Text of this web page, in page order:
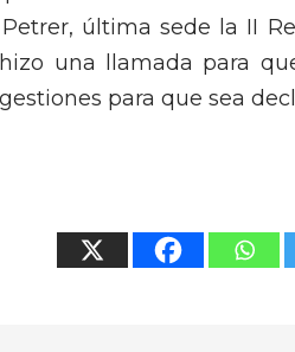
última sede la II
una llamada para
para que sea